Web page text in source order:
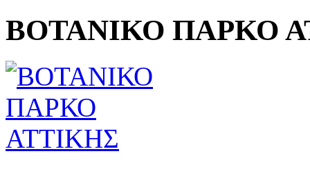
ΒΟΤΑΝΙΚΟ ΠΑΡΚΟ